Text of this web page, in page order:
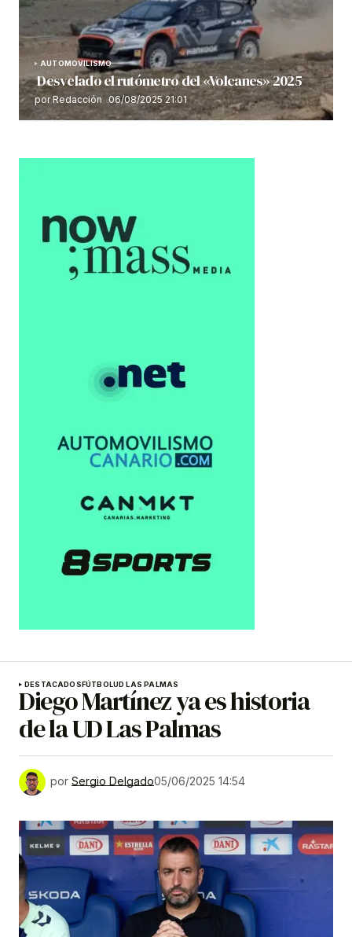
AUTOMOVILISMO
Desvelado el rutómetro del «Volcanes» 2025
por Redacción 06/08/2025 21:01
DESTACADOSFÚTBOLUD LAS PALMAS
Diego Martínez ya es historia
de la UD Las Palmas
por Sergio Delgado05/06/2025 14:54